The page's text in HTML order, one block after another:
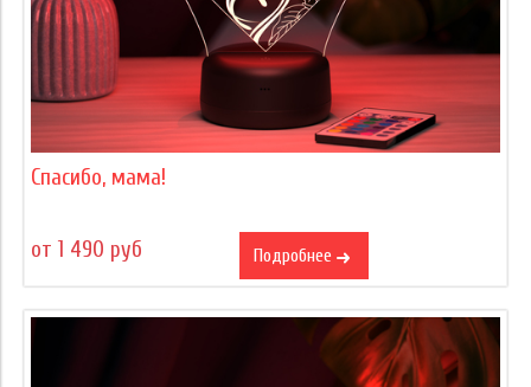
Спасибо, мама!
от 1 490 руб Подробнее